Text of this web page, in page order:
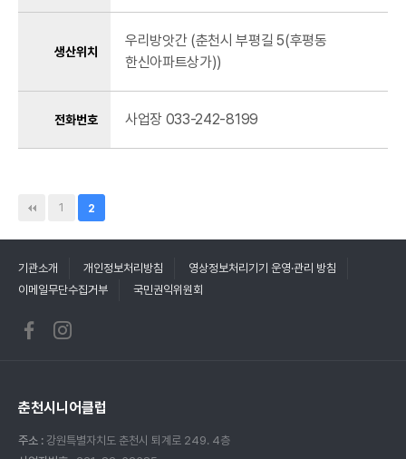
생산위치
우리방앗간 (춘천시 부평길 5(후평동
한신아파트상가))
전화번호 사업장 033-242-8199
1 2
기관소개 개인정보처리방침
영상정보처리기기 운영·관리 방침
이메일무단수집거부
국민권익위원회
춘천시니어클럽
주소 : 강원특별자치도 춘천시 퇴계로 249. 4층